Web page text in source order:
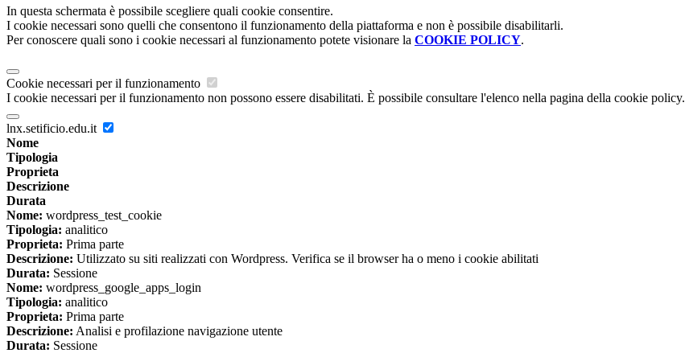
In questa schermata è possibile scegliere quali cookie consentire.
I cookie necessari sono quelli che consentono il funzionamento della piattaforma e non è possibile disabilitarli.
Per conoscere quali sono i cookie necessari al funzionamento potete visionare la COOKIE POLICY.
Cookie necessari per il funzionamento
I cookie necessari per il funzionamento non possono essere disabilitati. È possibile consultare l'elenco nella pagina della cookie policy.
lnx.setificio.edu.it
Nome
Tipologia
Proprieta
Descrizione
Durata
Nome: wordpress_test_cookie
Tipologia: analitico
Proprieta: Prima parte
Descrizione: Utilizzato su siti realizzati con Wordpress. Verifica se il browser ha o meno i cookie abilitati
Durata: Sessione
Nome: wordpress_google_apps_login
Tipologia: analitico
Proprieta: Prima parte
Descrizione: Analisi e profilazione navigazione utente
Durata: Sessione